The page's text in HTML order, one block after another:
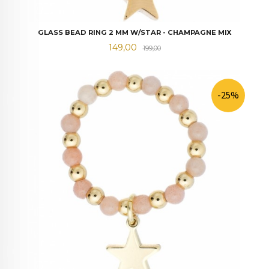
GLASS BEAD RING 2 MM W/STAR - CHAMPAGNE MIX
Tilbud
149,00 199,00Rabatt
-25%